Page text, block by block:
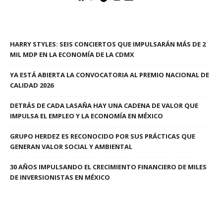
HARRY STYLES: SEIS CONCIERTOS QUE IMPULSARÁN MÁS DE 2
MIL MDP EN LA ECONOMÍA DE LA CDMX
YA ESTÁ ABIERTA LA CONVOCATORIA AL PREMIO NACIONAL DE
CALIDAD 2026
DETRÁS DE CADA LASAÑA HAY UNA CADENA DE VALOR QUE
IMPULSA EL EMPLEO Y LA ECONOMÍA EN MÉXICO
GRUPO HERDEZ ES RECONOCIDO POR SUS PRÁCTICAS QUE
GENERAN VALOR SOCIAL Y AMBIENTAL
30 AÑOS IMPULSANDO EL CRECIMIENTO FINANCIERO DE MILES
DE INVERSIONISTAS EN MÉXICO